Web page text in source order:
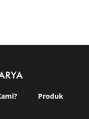
Produk